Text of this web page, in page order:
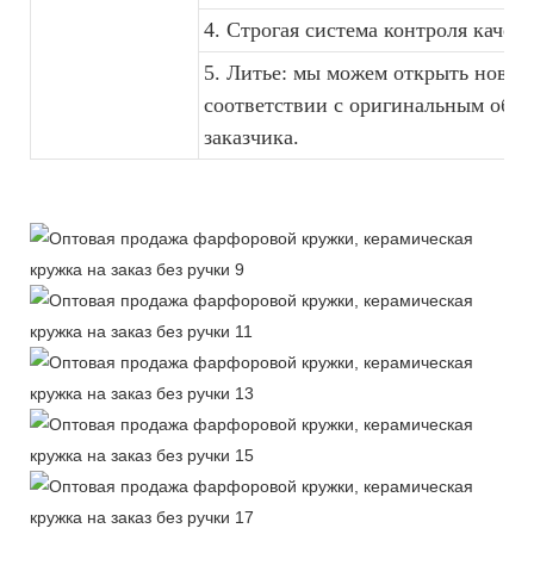
4. Строгая система контроля
5. Литье: мы можем открыть новую
соответствии с оригинальным
заказчика.